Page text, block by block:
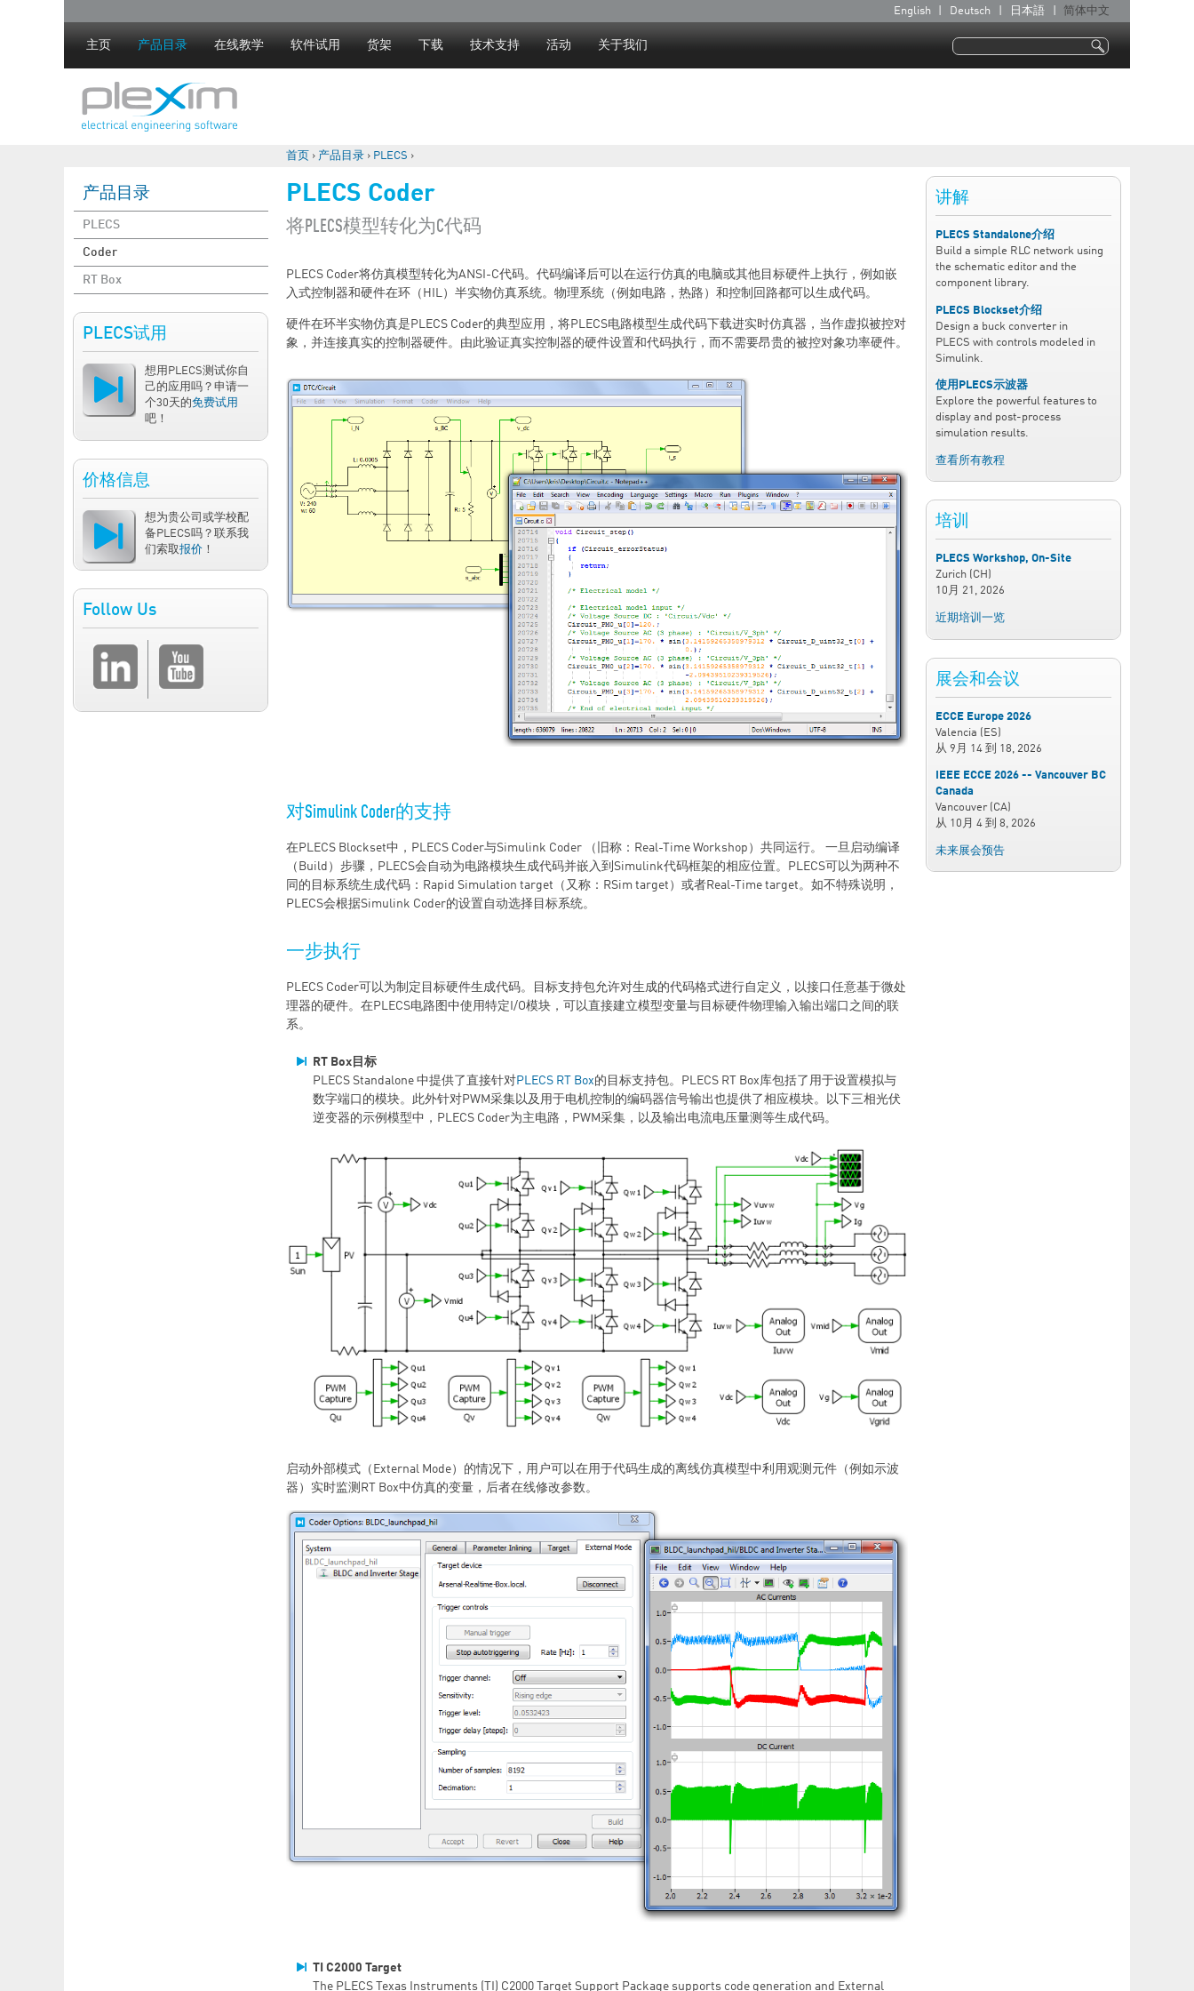
语
English Deutsch 日本語 简体中文
主页 产品目录 在线教学 软件试用 货架 下载 技术支持 活动 关于我们
搜索表单
搜索
你在这里
首页 › 产品目录 › PLECS ›
产品目录
PLECS
Coder
RT Box
PLECS Coder
将PLECS模型转化为C代码
PLECS Coder将仿真模型转化为ANSI-C代码。代码编译后可以在运行仿真的电脑或其他目标硬件上执行，例如嵌
入式控制器和硬件在环（HIL）半实物仿真系统。物理系统（例如电路，热路）和控制回路都可以生成代码。
硬件在环半实物仿真是PLECS Coder的典型应用，将PLECS电路模型生成代码下载进实时仿真器，当作虚拟被控对
象，并连接真实的控制器硬件。由此验证真实控制器的硬件设置和代码执行，而不需要昂贵的被控对象功率硬件。
对Simulink Coder的支持
在PLECS Blockset中，PLECS Coder与Simulink Coder （旧称：Real-Time Workshop）共同运行。 一旦启动编译
（Build）步骤，PLECS会自动为电路模块生成代码并嵌入到Simulink代码框架的相应位置。PLECS可以为两种不
同的目标系统生成代码：Rapid Simulation target（又称：RSim target）或者Real-Time target。如不特殊说明，
PLECS会根据Simulink Coder的设置自动选择目标系统。
一步执行
PLECS Coder可以为制定目标硬件生成代码。目标支持包允许对生成的代码格式进行自定义，以接口任意基于微处
理器的硬件。在PLECS电路图中使用特定I/O模块，可以直接建立模型变量与目标硬件物理输入输出端口之间的联
系。
RT Box目标
PLECS Standalone 中提供了直接针对PLECS RT Box的目标支持包。PLECS RT Box库包括了用于设置模拟与
数字端口的模块。此外针对PWM采集以及用于电机控制的编码器信号输出也提供了相应模块。以下三相光伏
逆变器的示例模型中，PLECS Coder为主电路，PWM采集，以及输出电流电压量测等生成代码。
启动外部模式（External Mode）的情况下，用户可以在用于代码生成的离线仿真模型中利用观测元件（例如示波
器）实时监测RT Box中仿真的变量，后者在线修改参数。
TI C2000 Target
​The PLECS Texas Instruments (TI) C2000 Target Support Package supports code generation and External
PLECS试用
想用PLECS测试你自
己的应用吗？申请一
个30天的免费试用
吧！
价格信息
想为贵公司或学校配
备PLECS吗？联系我
们索取报价 ！
Follow Us
讲解
PLECS Standalone介绍
Build a simple RLC network using
the schematic editor and the
component library.
PLECS Blockset介绍
Design a buck converter in
PLECS with controls modeled in
Simulink.
使用PLECS示波器
Explore the powerful features to
display and post-process
simulation results.
查看所有教程
培训
PLECS Workshop, On-Site
Zurich (CH)
10月 21, 2026
近期培训一览
展会和会议
ECCE Europe 2026
Valencia (ES)
从 9月 14 到 18, 2026
IEEE ECCE 2026 -- Vancouver BC
Canada
Vancouver (CA)
从 10月 4 到 8, 2026
未来展会预告